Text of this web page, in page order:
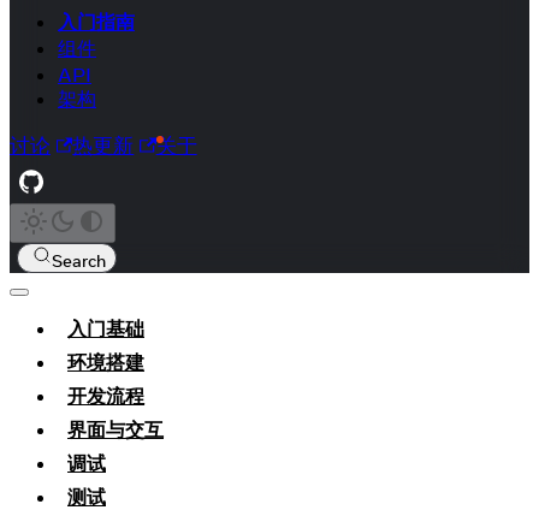
入门指南
组件
API
架构
讨论 热更新 关于
Search
入门基础
环境搭建
开发流程
界面与交互
调试
测试